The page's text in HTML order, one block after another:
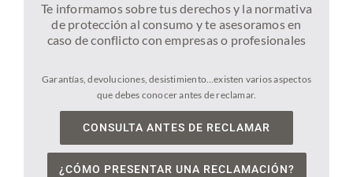
Te informamos sobre tus derechos y la normativa
de protección al consumo y te asesoramos en
caso de conflicto con empresas o profesionales
Garantías, devoluciones, desistimiento…existen varios aspectos
que debes conocer antes de reclamar.
CONSULTA ANTES DE RECLAMAR
¿CÓMO PRESENTAR UNA RECLAMACIÓN?